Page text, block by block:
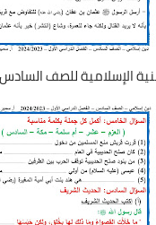
الإسلامية للصف